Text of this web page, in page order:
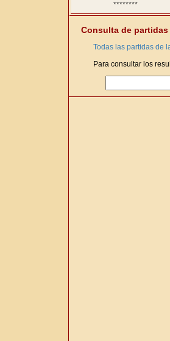
********
Consulta de partidas
Todas las partidas de
Para consultar los